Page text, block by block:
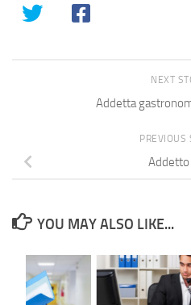
NEXT
Addetta
PREVIOUS
YOU MAY ALSO LIKE...